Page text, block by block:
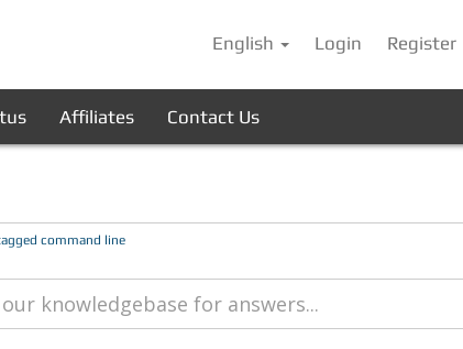
English Login Register
Affiliates Contact Us
command line